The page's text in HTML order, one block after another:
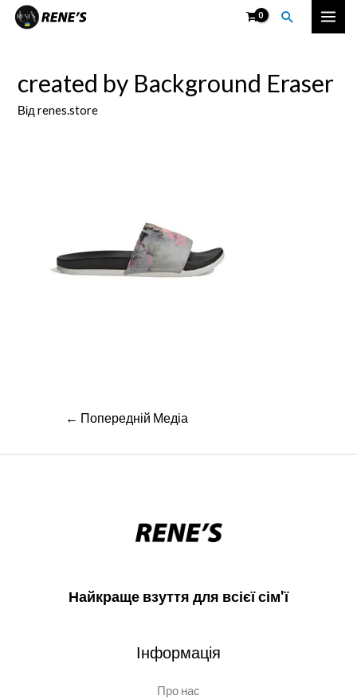
Перейти
Пошук
Main
created by Background Eraser
Відrenes.store
Навігація
← Попередній Медіа
Найкраще взуття для всієї сім'ї
Інформація
Про нас